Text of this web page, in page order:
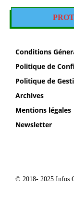
Conditions
Politique de
Politique de
Archives
Mentions légales
Newsletter
© 2018- 2025 Infos